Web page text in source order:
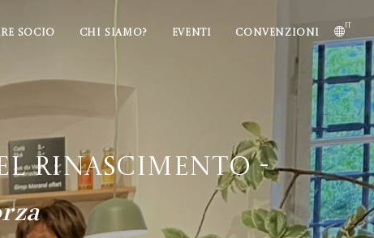
SOCIO CHI SIAMO? EVENTI CONVENZIONI
Rinascimento -